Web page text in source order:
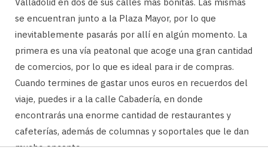
se encuentran junto a la Plaza Mayor, por lo que
inevitablemente pasarás por allí en algún momento. La
primera es una vía peatonal que acoge una gran cantidad
de comercios, por lo que es ideal para ir de compras.
Cuando termines de gastar unos euros en recuerdos del
viaje, puedes ir a la calle Cabadería, en donde
encontrarás una enorme cantidad de restaurantes y
cafeterías, además de columnas y soportales que le dan
mucho encanto.